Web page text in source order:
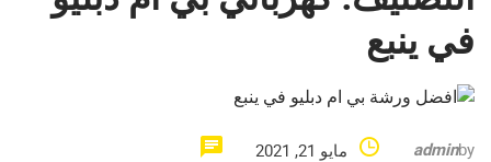
في ينبع
by
admin مايو 21, 2021